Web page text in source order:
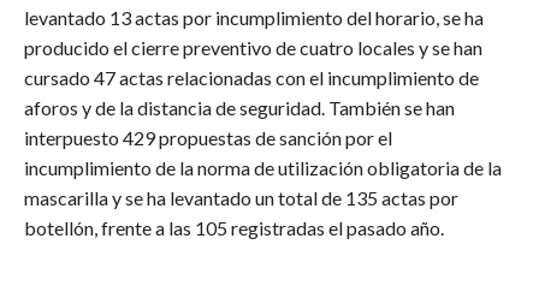
levantado 13 actas por incumplimiento del horario, se ha
producido el cierre preventivo de cuatro locales y se han
cursado 47 actas relacionadas con el incumplimiento de
aforos y de la distancia de seguridad. También se han
interpuesto 429 propuestas de sanción por el
incumplimiento de la norma de utilización obligatoria de la
mascarilla y se ha levantado un total de 135 actas por
botellón, frente a las 105 registradas el pasado año.